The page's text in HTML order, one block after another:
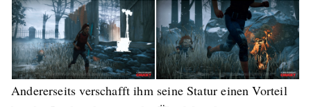
Andererseits verschafft ihm seine Statur einen Vorteil